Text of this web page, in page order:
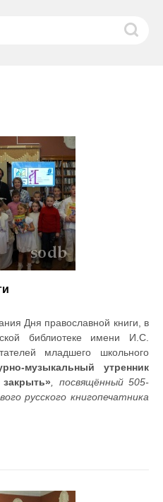
Дня православной книги, в
библиотеке имени И.С.
младшего школьного
музыкальный утренник
, посвящённый 505-
русского книгопечатника